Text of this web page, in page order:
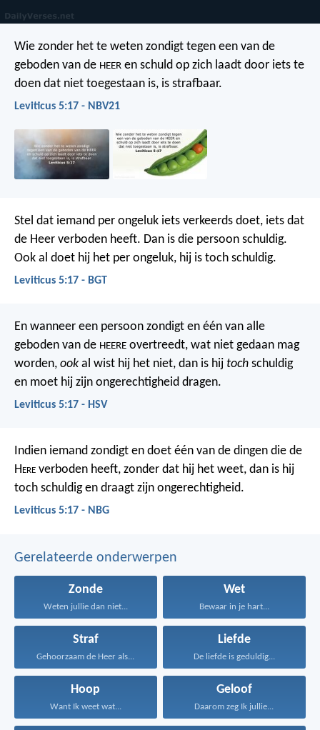
Wie zonder het te weten zondigt tegen een van de
geboden van de HEER en schuld op zich laadt door iets te
doen dat niet toegestaan is, is strafbaar.
Leviticus 5:17 - NBV21
Stel dat iemand per ongeluk iets verkeerds doet, iets dat
de Heer verboden heeft. Dan is die persoon schuldig.
Ook al doet hij het per ongeluk, hij is toch schuldig.
Leviticus 5:17 - BGT
En wanneer een persoon zondigt en één van alle
geboden van de HEERE overtreedt, wat niet gedaan mag
worden, ook al wist hij het niet, dan is hij toch schuldig
en moet hij zijn ongerechtigheid dragen.
Leviticus 5:17 - HSV
Indien iemand zondigt en doet één van de dingen die de
Here verboden heeft, zonder dat hij het weet, dan is hij
toch schuldig en draagt zijn ongerechtigheid.
Leviticus 5:17 - NBG
Gerelateerde onderwerpen
Zonde
Weten jullie dan niet...
Wet
Bewaar in je hart...
Straf
Gehoorzaam de Heer als...
Liefde
De liefde is geduldig...
Hoop
Want Ik weet wat...
Geloof
Daarom zeg Ik jullie...